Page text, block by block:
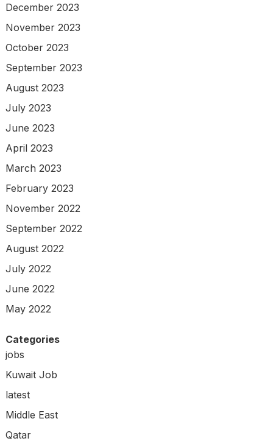
December 2023
November 2023
October 2023
September 2023
August 2023
July 2023
June 2023
April 2023
March 2023
February 2023
November 2022
September 2022
August 2022
July 2022
June 2022
May 2022
Categories
jobs
Kuwait Job
latest
Middle East
Qatar